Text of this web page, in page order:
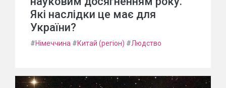
Які наслідки це має для
України?
#Німеччина #Китай (регіон) #Людство